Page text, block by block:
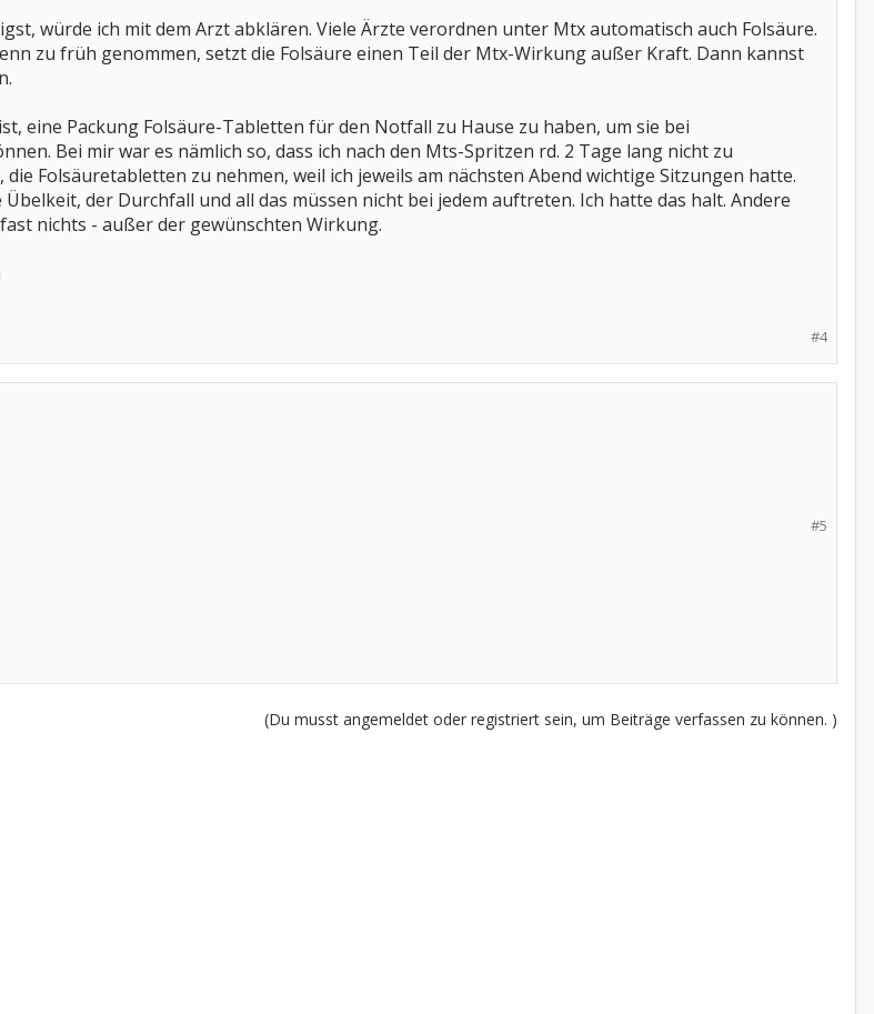
würde ich mit dem Arzt abklären. Viele Ärzte verordnen unter Mtx automatisch auch Folsäure.
zu früh genommen, setzt die Folsäure einen Teil der Mtx-Wirkung außer Kraft. Dann kannst
eine Packung Folsäure-Tabletten für den Notfall zu Hause zu haben, um sie bei
Bei mir war es nämlich so, dass ich nach den Mts-Spritzen rd. 2 Tage lang nicht zu
Folsäuretabletten zu nehmen, weil ich jeweils am nächsten Abend wichtige Sitzungen hatte.
der Durchfall und all das müssen nicht bei jedem auftreten. Ich hatte das halt. Andere
nichts - außer der gewünschten Wirkung.
#4
#5
(Du musst angemeldet oder registriert sein, um Beiträge verfassen zu können. )